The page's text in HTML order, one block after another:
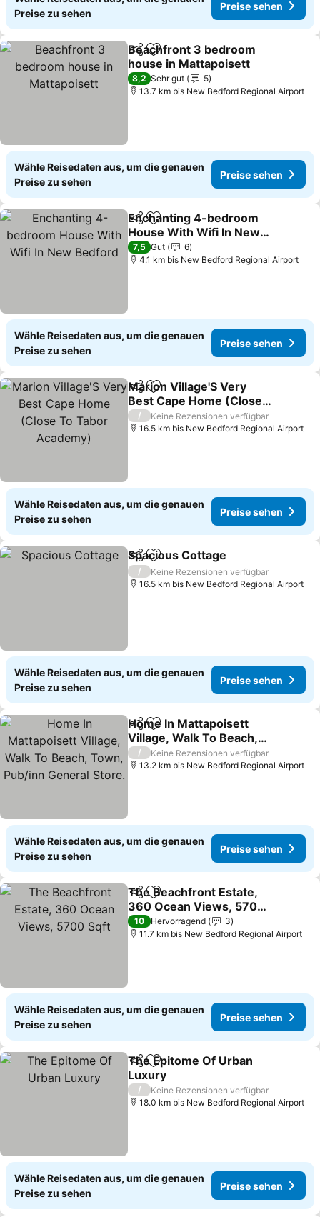
Preise zu sehen
Preise sehen
TeilenZu Favoriten hinzufügen
Beachfront 3 bedroom
house in Mattapoisett
8,2 Sehr gut
5
13.7 km bis New Bedford Regional Airport
Wähle Reisedaten aus, um die genauen
Preise zu sehen
Preise sehen
TeilenZu Favoriten hinzufügen
Enchanting 4-bedroom
House With Wifi In New
Bedford
7,5 Gut
6
4.1 km bis New Bedford Regional Airport
Wähle Reisedaten aus, um die genauen
Preise zu sehen
Preise sehen
TeilenZu Favoriten hinzufügen
Marion Village'S Very
Best Cape Home (Close
To Tabor Academy)
/
Keine Rezensionen verfügbar
16.5 km bis New Bedford Regional Airport
Wähle Reisedaten aus, um die genauen
Preise zu sehen
Preise sehen
TeilenZu Favoriten hinzufügen
Spacious Cottage
/
Keine Rezensionen verfügbar
16.5 km bis New Bedford Regional Airport
Wähle Reisedaten aus, um die genauen
Preise zu sehen
Preise sehen
TeilenZu Favoriten hinzufügen
Home In Mattapoisett
Village, Walk To Beach,
Town, Pub/inn General
Store.
/
Keine Rezensionen verfügbar
13.2 km bis New Bedford Regional Airport
Wähle Reisedaten aus, um die genauen
Preise zu sehen
Preise sehen
TeilenZu Favoriten hinzufügen
The Beachfront Estate,
360 Ocean Views, 5700
Sqft
10 Hervorragend
3
11.7 km bis New Bedford Regional Airport
Wähle Reisedaten aus, um die genauen
Preise zu sehen
Preise sehen
TeilenZu Favoriten hinzufügen
The Epitome Of Urban
Luxury
/
Keine Rezensionen verfügbar
18.0 km bis New Bedford Regional Airport
Wähle Reisedaten aus, um die genauen
Preise zu sehen
Preise sehen